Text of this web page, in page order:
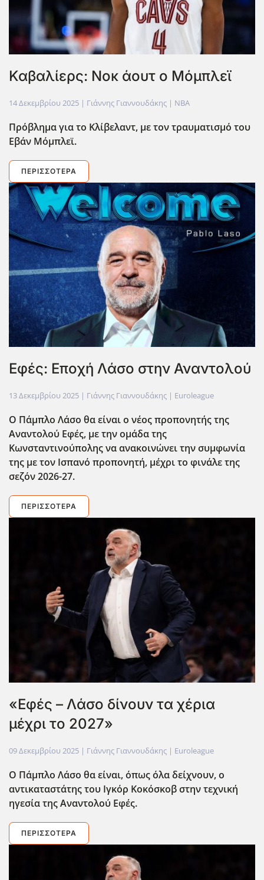
Καβαλίερς: Νοκ άουτ ο Μόμπλεϊ
14 Δεκεμβρίου 2025 | Γιάννης Γιαννουδάκης | NBA
Πρόβλημα για το Κλίβελαντ, με τον τραυματισμό του
Εβάν Μόμπλεϊ.
ΠΕΡΙΣΣΌΤΕΡΑ
Εφές: Εποχή Λάσο στην Αναντολού
13 Δεκεμβρίου 2025 | Γιάννης Γιαννουδάκης | Euroleague
Ο Πάμπλο Λάσο θα είναι ο νέος προπονητής της
Αναντολού Εφές, με την ομάδα της
Κωνσταντινούπολης να ανακοινώνει την συμφωνία
της με τον Ισπανό προπονητή, μέχρι το φινάλε της
σεζόν 2026-27.
ΠΕΡΙΣΣΌΤΕΡΑ
«Εφές – Λάσο δίνουν τα χέρια
μέχρι το 2027»
09 Δεκεμβρίου 2025 | Γιάννης Γιαννουδάκης | Euroleague
Ο Πάμπλο Λάσο θα είναι, όπως όλα δείχνουν, ο
αντικαταστάτης του Ιγκόρ Κοκόσκοβ στην τεχνική
ηγεσία της Αναντολού Εφές.
ΠΕΡΙΣΣΌΤΕΡΑ